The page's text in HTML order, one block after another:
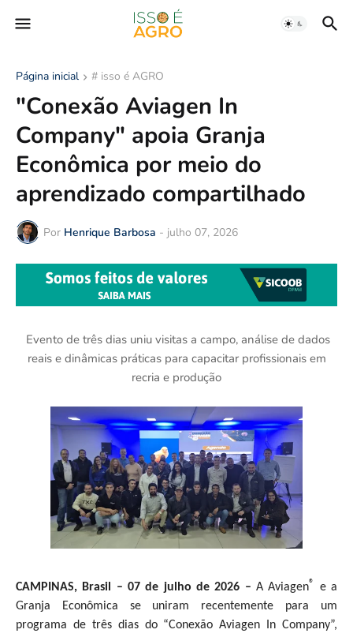
Página inicial # isso é AGRO
"Conexão Aviagen In
Company" apoia Granja
Econômica por meio do
aprendizado compartilhado
Por Henrique Barbosa - julho 07, 2026
Evento de três dias uniu visitas a campo, análise de dados
reais e dinâmicas práticas para capacitar profissionais em
recria e produção
CAMPINAS, Brasil – 07 de julho de 2026 – A Aviagen®
e a
Granja Econômica se uniram recentemente para um
programa de três dias do “Conexão Aviagen In Company”,